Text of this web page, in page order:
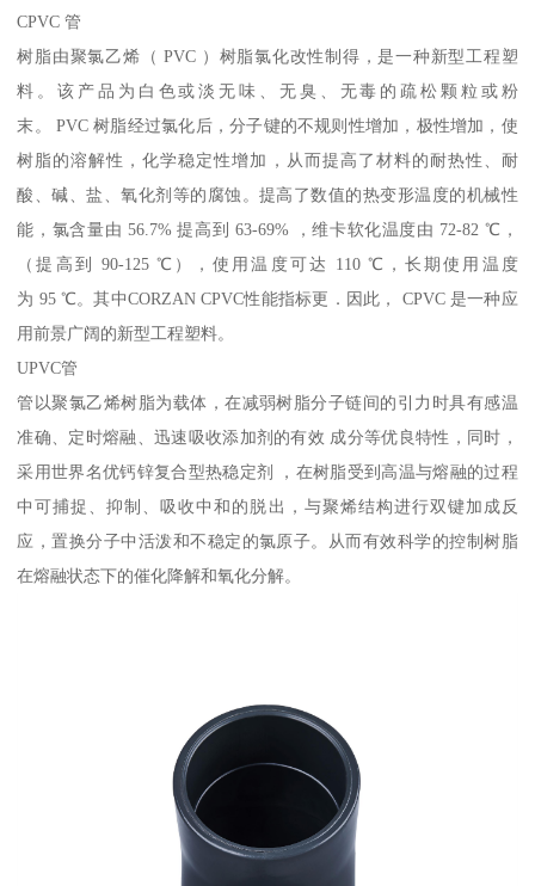
CPVC 管
树脂由聚氯乙烯（ PVC ）树脂氯化改性制得，是一种新型工程塑
料。该产品为白色或淡无味、无臭、无毒的疏松颗粒或粉
末。 PVC 树脂经过氯化后，分子键的不规则性增加，极性增加，使
树脂的溶解性，化学稳定性增加，从而提高了材料的耐热性、耐
酸、碱、盐、氧化剂等的腐蚀。提高了数值的热变形温度的机械性
能，氯含量由 56.7% 提高到 63-69% ，维卡软化温度由 72-82 ℃，
（提高到 90-125 ℃），使用温度可达 110 ℃，长期使用温度
为 95 ℃。其中CORZAN CPVC性能指标更．因此， CPVC 是一种应
用前景广阔的新型工程塑料。
UPVC管
管以聚氯乙烯树脂为载体，在减弱树脂分子链间的引力时具有感温
准确、定时熔融、迅速吸收添加剂的有效 成分等优良特性，同时，
采用世界名优钙锌复合型热稳定剂 ，在树脂受到高温与熔融的过程
中可捕捉、抑制、吸收中和的脱出，与聚烯结构进行双键加成反
应，置换分子中活泼和不稳定的氯原子。从而有效科学的控制树脂
在熔融状态下的催化降解和氧化分解。